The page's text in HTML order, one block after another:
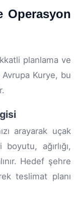
Operasyon
planlama ve
Kurye, bu
arayarak uçak
ağırlığı,
Hedef şehre
teslimat planı